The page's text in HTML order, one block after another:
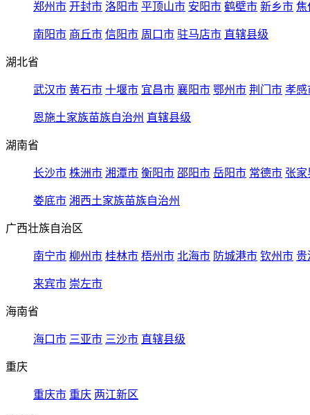
郑州市 开封市 洛阳市 平顶山市 安阳市 鹤壁市 新乡市 焦
南阳市 商丘市 信阳市 周口市 驻马店市 直辖县级
湖北省
武汉市 黄石市 十堰市 宜昌市 襄阳市 鄂州市 荆门市 孝感
恩施土家族苗族自治州 直辖县级
湖南省
长沙市 株洲市 湘潭市 衡阳市 邵阳市 岳阳市 常德市 张家
娄底市 湘西土家族苗族自治州
广西壮族自治区
南宁市 柳州市 桂林市 梧州市 北海市 防城港市 钦州市 贵
来宾市 崇左市
海南省
海口市 三亚市 三沙市 直辖县级
重庆
重庆市 重庆 两江新区